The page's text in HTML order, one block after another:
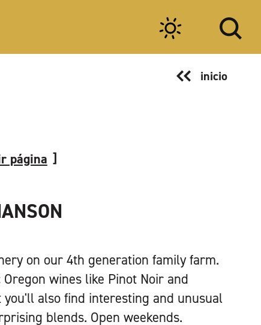
inicio
página
on our 4th generation family farm.
Oregon wines like Pinot Noir and
you'll also find interesting and unusual
blends. Open weekends.